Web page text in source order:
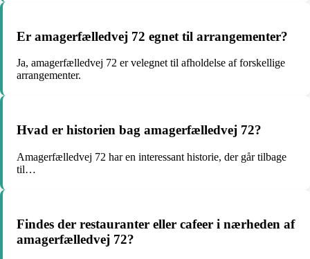
Er amagerfælledvej 72 egnet til arrangementer?
Ja, amagerfælledvej 72 er velegnet til afholdelse af forskellige
arrangementer.
Hvad er historien bag amagerfælledvej 72?
Amagerfælledvej 72 har en interessant historie, der går tilbage
til…
Findes der restauranter eller cafeer i nærheden af
amagerfælledvej 72?